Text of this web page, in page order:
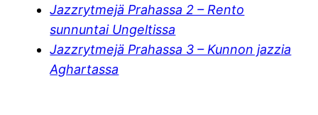
Jazzrytmejä Prahassa 2 – Rento
sunnuntai Ungeltissa
Jazzrytmejä Prahassa 3 – Kunnon jazzia
Aghartassa